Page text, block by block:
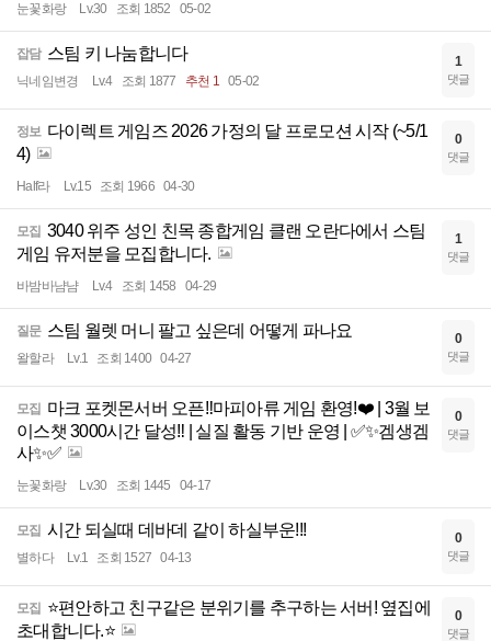
눈꽃화랑 Lv.30 조회 1852 05-02
잡담 스팀 키 나눔합니다
닉네임변경 Lv.4 조회 1877 추천 1 05-02
1
댓글
정보 다이렉트 게임즈 2026 가정의 달 프로모션 시작 (~5/1
4)
Half라 Lv.15 조회 1966 04-30
0
댓글
모집 3040 위주 성인 친목 종합게임 클랜 오란다에서 스팀
게임 유저분을 모집합니다.
바밤바냠냠 Lv.4 조회 1458 04-29
1
댓글
질문 스팀 월렛 머니 팔고 싶은데 어떻게 파나요
왈할라 Lv.1 조회 1400 04-27
0
댓글
모집 마크 포켓몬서버 오픈‼️마피아류 게임 환영!❤️ | 3월 보
이스챗 3000시간 달성‼️ | 실질 활동 기반 운영 | ✅✨겜생겜
사✨✅
눈꽃화랑 Lv.30 조회 1445 04-17
0
댓글
모집 시간 되실때 데바데 같이 하실부운!!!
별하다 Lv.1 조회 1527 04-13
0
댓글
모집 ⭐️편안하고 친구같은 분위기를 추구하는 서버! 옆집에
초대합니다.⭐️
0
댓글